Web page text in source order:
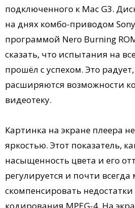
подключенного к Mac G3.
на днях комбо-приводом
программой Nero Burning
сказать, что испытания на
прошёл с успехом. Это радует,
расширяются возможности
видеотеку.
Картинка на экране плеера
яркостью. Этот показатель,
насыщенность цвета и его
регулируется и почти
скомпенсировать